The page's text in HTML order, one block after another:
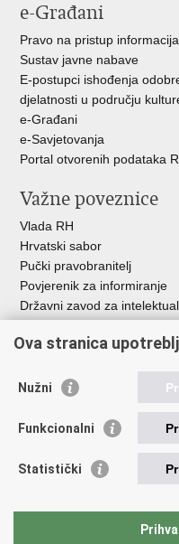
e-Građani
Pravo na pristup
Sustav javne nabave
E-postupci ishođenja
djelatnosti u području
e-Građani
e-Savjetovanja
Portal otvorenih podataka
Važne poveznice
Vlada RH
Hrvatski sabor
Pučki pravobranitelj
Povjerenik za informiranje
Državni zavod za
HAKOM
Ostale poveznice
Hrvatski audiovizualni
Creative Europe
EU National Institutes for
Međunarodni centar za
Ova stranica
Nužni
Funkcionalni
Statistički